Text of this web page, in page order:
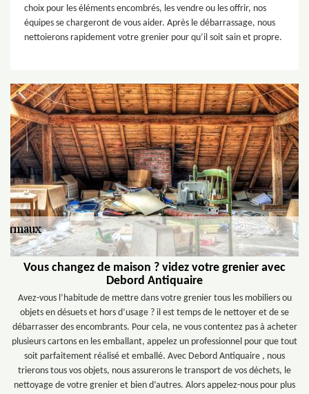
choix pour les éléments encombrés, les vendre ou les offrir, nos
équipes se chargeront de vous aider. Après le débarrassage, nous
nettoierons rapidement votre grenier pour qu’il soit sain et propre.
Vous changez de maison ? videz votre grenier avec
Debord Antiquaire
Avez-vous l’habitude de mettre dans votre grenier tous les mobiliers ou
objets en désuets et hors d’usage ? il est temps de le nettoyer et de se
débarrasser des encombrants. Pour cela, ne vous contentez pas à acheter
plusieurs cartons en les emballant, appelez un professionnel pour que tout
soit parfaitement réalisé et emballé. Avec Debord Antiquaire , nous
trierons tous vos objets, nous assurerons le transport de vos déchets, le
nettoyage de votre grenier et bien d’autres. Alors appelez-nous pour plus